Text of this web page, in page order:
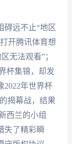
碍远不止“地区
开腾讯体育想
无法观看”；
杯集锦，却发
2022年世界杯
揭幕战，结果
西兰的小组
失了精彩瞬